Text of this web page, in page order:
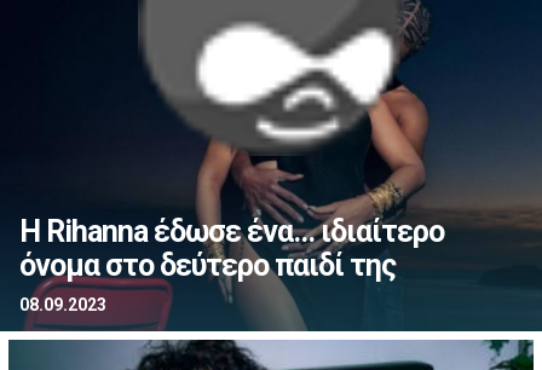
Η Rihanna έδωσε ένα... ιδιαίτερο
όνομα στο δεύτερο παιδί της
08.09.2023